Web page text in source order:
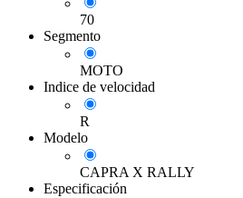
70
Segmento
MOTO
Indice de velocidad
R
Modelo
CAPRA X RALLY
Especificación